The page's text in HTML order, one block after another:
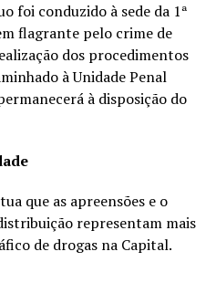
foi conduzido à sede da 1ª
flagrante pelo crime de
dos procedimentos
à Unidade Penal
à disposição do
que as apreensões e o
representam mais
de drogas na Capital.